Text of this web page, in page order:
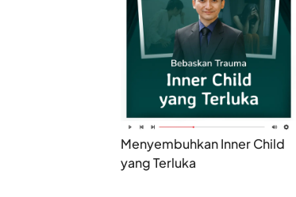
Menyembuhkan Inner Child
yang Terluka